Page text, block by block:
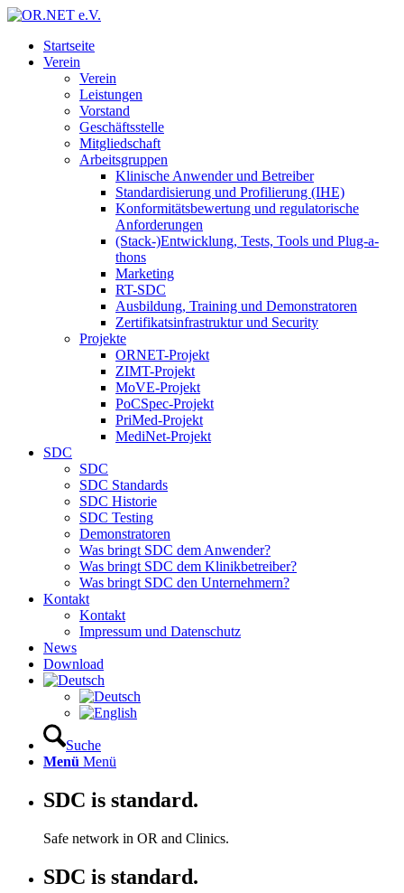
Startseite
Verein
Verein
Leistungen
Vorstand
Geschäftsstelle
Mitgliedschaft
Arbeitsgruppen
Klinische Anwender und Betreiber
Standardisierung und Profilierung (IHE)
Konformitätsbewertung und regulatorische
Anforderungen
(Stack-)Entwicklung, Tests, Tools und Plug-a-
thons
Marketing
RT-SDC
Ausbildung, Training und Demonstratoren
Zertifikatsinfrastruktur und Security
Projekte
ORNET-Projekt
ZIMT-Projekt
MoVE-Projekt
PoCSpec-Projekt
PriMed-Projekt
MediNet-Projekt
SDC
SDC
SDC Standards
SDC Historie
SDC Testing
Demonstratoren
Was bringt SDC dem Anwender?
Was bringt SDC dem Klinikbetreiber?
Was bringt SDC den Unternehmern?
Kontakt
Kontakt
Impressum und Datenschutz
News
Download
Suche
Menü Menü
SDC is standard.
Safe network in OR and Clinics.
SDC is standard.